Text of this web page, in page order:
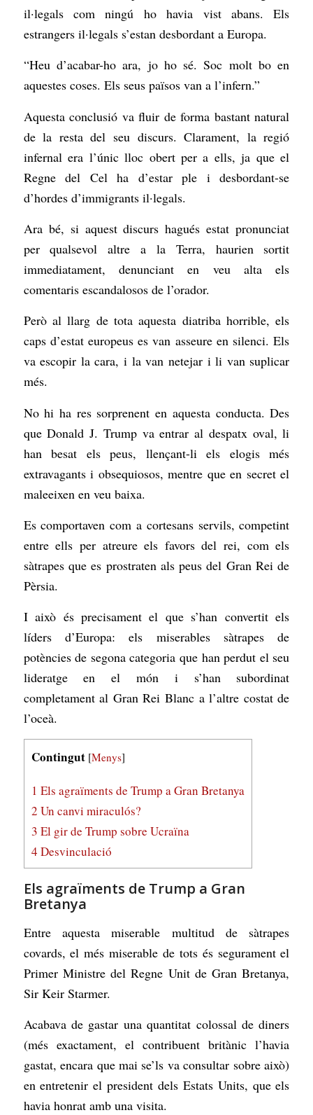
il·legals com ningú ho havia vist abans. Els
estrangers il·legals s’estan desbordant a Europa.
“Heu d’acabar-ho ara, jo ho sé. Soc molt bo en
aquestes coses. Els seus països van a l’infern.”
Aquesta conclusió va fluir de forma bastant natural
de la resta del seu discurs. Clarament, la regió
infernal era l’únic lloc obert per a ells, ja que el
Regne del Cel ha d’estar ple i desbordant-se
d’hordes d’immigrants il·legals.
Ara bé, si aquest discurs hagués estat pronunciat
per qualsevol altre a la Terra, haurien sortit
immediatament, denunciant en veu alta els
comentaris escandalosos de l’orador.
Però al llarg de tota aquesta diatriba horrible, els
caps d’estat europeus es van asseure en silenci. Els
va escopir la cara, i la van netejar i li van suplicar
més.
No hi ha res sorprenent en aquesta conducta. Des
que Donald J. Trump va entrar al despatx oval, li
han besat els peus, llençant-li els elogis més
extravagants i obsequiosos, mentre que en secret el
maleeixen en veu baixa.
Es comportaven com a cortesans servils, competint
entre ells per atreure els favors del rei, com els
sàtrapes que es prostraten als peus del Gran Rei de
Pèrsia.
I això és precisament el que s’han convertit els
líders d’Europa: els miserables sàtrapes de
potències de segona categoria que han perdut el seu
lideratge en el món i s’han subordinat
completament al Gran Rei Blanc a l’altre costat de
l’oceà.
Contingut [Menys]
1 Els agraïments de Trump a Gran Bretanya
2 Un canvi miraculós?
3 El gir de Trump sobre Ucraïna
4 Desvinculació
Els agraïments de Trump a Gran
Bretanya
Entre aquesta miserable multitud de sàtrapes
covards, el més miserable de tots és segurament el
Primer Ministre del Regne Unit de Gran Bretanya,
Sir Keir Starmer.
Acabava de gastar una quantitat colossal de diners
(més exactament, el contribuent britànic l’havia
gastat, encara que mai se’ls va consultar sobre això)
en entretenir el president dels Estats Units, que els
havia honrat amb una visita.